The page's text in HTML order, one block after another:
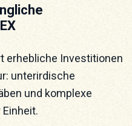
erhebliche Investitionen
unterirdische
und komplexe